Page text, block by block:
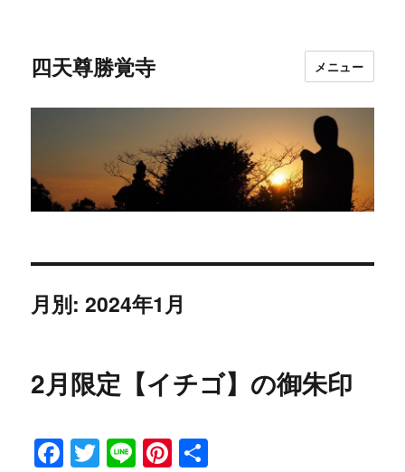
四天尊勝覚寺 メニュー
月別: 2024年1月
2月限定【イチゴ】の御朱印
F
T
Li Pi